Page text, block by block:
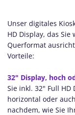
Unser digitales
HD Display, das
Querformat
Vorteile:
32" Display, hoch
Sie inkl. 32" Full HD
horizontal oder
nachdem, wie Sie